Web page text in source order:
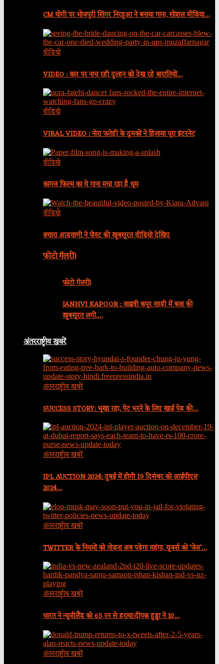
CM योगी पर भोजपुरी सिंगर निरहुआ ने बनाया गाना, सोशल मीडिया…
वीडियो
VIDEO : कार पर नाच रही दुल्हन को देख रहे बारातियों…
वीडियो
VIRAL VIDEO : नोरा फतेही के ठुमकों ने हिलाया पूरा इंटरनेट
वीडियो
कागज फिल्म का ये गाना मचा रहा है धूम
वीडियो
क्यारा आडवाणी ने पोस्ट की खूबसूरत वीडियो देखिए
फोटो गॅलरी)
फोटो गॅलरी)
JANHVI KAPOOR : जाह्नवी कपूर साड़ी में बला की
खूबसूरत लगीं,…
अंतरराष्ट्रीय खबरें
अंतरराष्ट्रीय खबरें
SUCCESS STORY: भूखा रहा, पेट भरने के लिए खाई पेड़ की…
अंतरराष्ट्रीय खबरें
IPL AUCTION 2024: दुबई में होगी 19 दिसंबर को आईपीएल
2024…
अंतरराष्ट्रीय खबरें
TWITTER के नियमों को तोड़ना अब पड़ेगा महंगा, यूजर्स को ‘जेल’…
अंतरराष्ट्रीय खबरें
भारत ने न्यूजीलैंड को 65 रन से हराया:दीपक हुड्डा ने 10…
अंतरराष्ट्रीय खबरें